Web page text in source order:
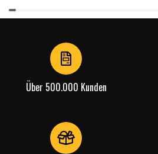
Item
1
Über 500.000 Kunden